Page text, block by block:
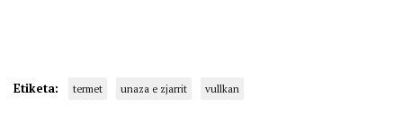
Etiketa: termet unaza e zjarrit vullkan